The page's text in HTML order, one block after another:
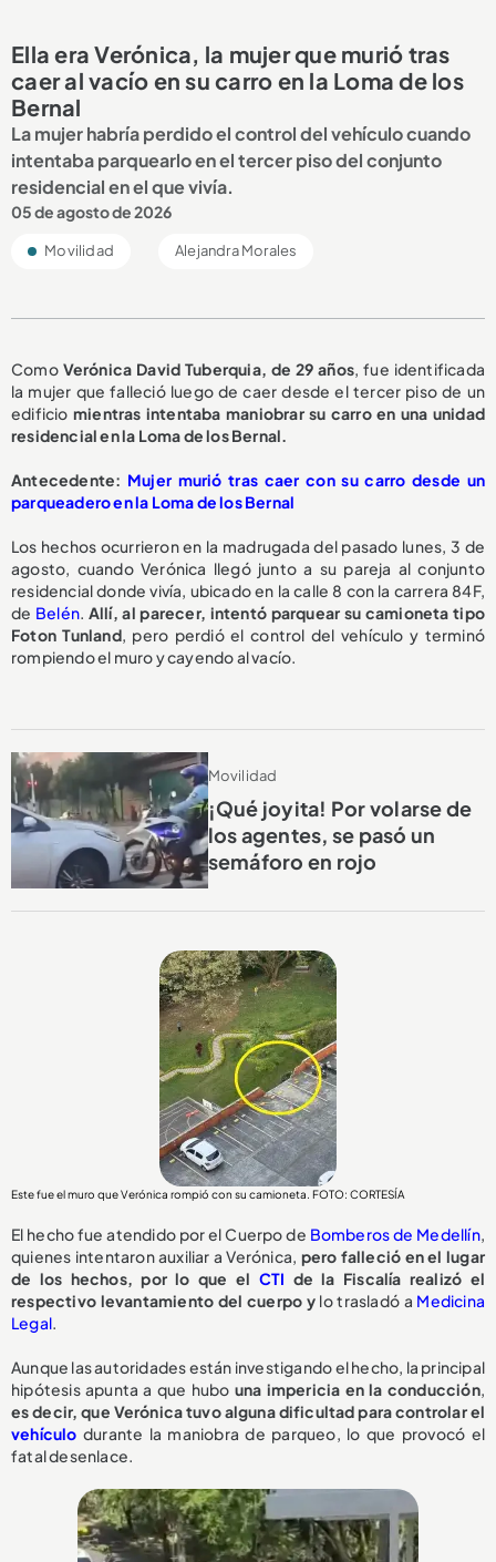
Ella era Verónica, la mujer que murió tras
caer al vacío en su carro en la Loma de los
Bernal
La mujer habría perdido el control del vehículo cuando
intentaba parquearlo en el tercer piso del conjunto
residencial en el que vivía.
05 de agosto de 2026
Movilidad Alejandra Morales
Como Verónica David Tuberquia, de 29 años, fue identificada
la mujer que falleció luego de caer desde el tercer piso de un
edificio mientras intentaba maniobrar su carro en una unidad
residencial en la Loma de los Bernal.
Antecedente: Mujer murió tras caer con su carro desde un
parqueadero en la Loma de los Bernal
Los hechos ocurrieron en la madrugada del pasado lunes, 3 de
agosto, cuando Verónica llegó junto a su pareja al conjunto
residencial donde vivía, ubicado en la calle 8 con la carrera 84F,
de Belén. Allí, al parecer, intentó parquear su camioneta tipo
Foton Tunland, pero perdió el control del vehículo y terminó
rompiendo el muro y cayendo al vacío.
Movilidad
¡Qué joyita! Por volarse de
los agentes, se pasó un
semáforo en rojo
Este fue el muro que Verónica rompió con su camioneta. FOTO: CORTESÍA
El hecho fue atendido por el Cuerpo de Bomberos de Medellín,
quienes intentaron auxiliar a Verónica, pero falleció en el lugar
de los hechos, por lo que el CTI de la Fiscalía realizó el
respectivo levantamiento del cuerpo y lo trasladó a Medicina
Legal.
Aunque las autoridades están investigando el hecho, la principal
hipótesis apunta a que hubo una impericia en la conducción,
es decir, que Verónica tuvo alguna dificultad para controlar el
vehículo durante la maniobra de parqueo, lo que provocó el
fatal desenlace.